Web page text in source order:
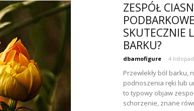
ZESPÓŁ
SKUTECZNIE
BARKU?
dbamofigure - 4
Przewlekły ból barku,
podnoszenia ręki lub
to typowy objaw
schorzenie, znane